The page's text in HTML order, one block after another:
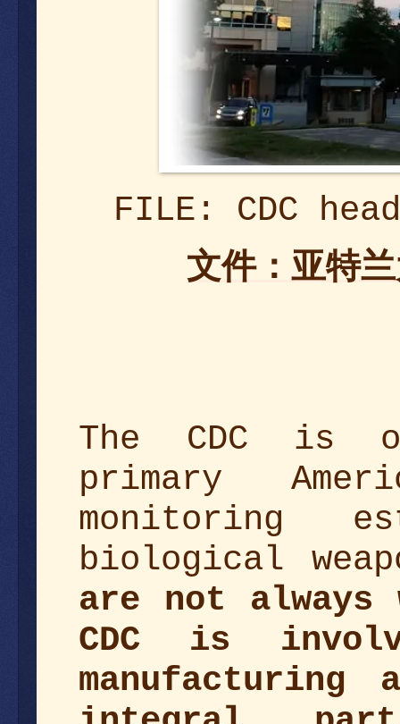
FILE: CDC
文件： 亚特
The CDC is
primary
monitoring
biological
are not always
CDC is